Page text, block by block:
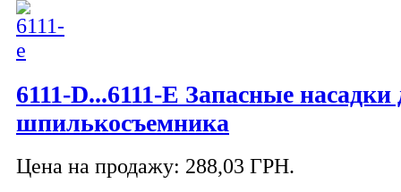
6111-D...6111-E Запасные насадки
шпилькосъемника
Цена на продажу: 288,03 ГРН.